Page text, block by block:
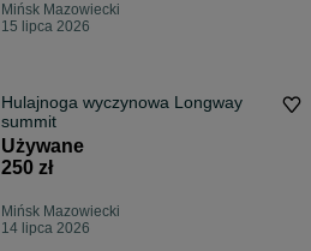
Mińsk Mazowiecki
15 lipca 2026
Hulajnoga wyczynowa Longway
summit
Używane
250 zł
Mińsk Mazowiecki
14 lipca 2026